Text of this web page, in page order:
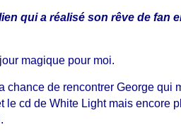
qui a réalisé son rêve de fan
magique pour moi.
chance de rencontrer George qui
le cd de White Light mais encore